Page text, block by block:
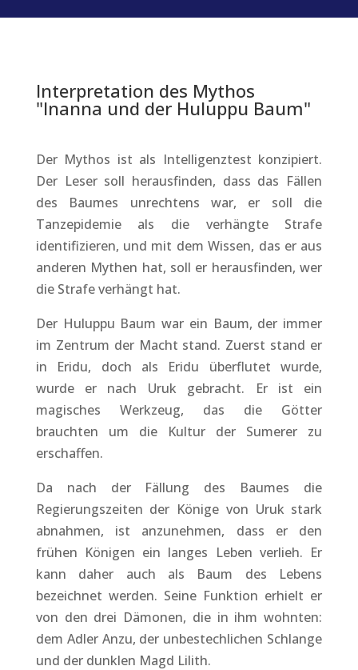
Interpretation des Mythos
"Inanna und der Huluppu Baum"
Der Mythos ist als Intelligenztest konzipiert.
Der Leser soll herausfinden, dass das Fällen
des Baumes unrechtens war, er soll die
Tanzepidemie als die verhängte Strafe
identifizieren, und mit dem Wissen, das er aus
anderen Mythen hat, soll er herausfinden, wer
die Strafe verhängt hat.
Der Huluppu Baum war ein Baum, der immer
im Zentrum der Macht stand. Zuerst stand er
in Eridu, doch als Eridu überflutet wurde,
wurde er nach Uruk gebracht. Er ist ein
magisches Werkzeug, das die Götter
brauchten um die Kultur der Sumerer zu
erschaffen.
Da nach der Fällung des Baumes die
Regierungszeiten der Könige von Uruk stark
abnahmen, ist anzunehmen, dass er den
frühen Königen ein langes Leben verlieh. Er
kann daher auch als Baum des Lebens
bezeichnet werden. Seine Funktion erhielt er
von den drei Dämonen, die in ihm wohnten:
dem Adler Anzu, der unbestechlichen Schlange
und der dunklen Magd Lilith.